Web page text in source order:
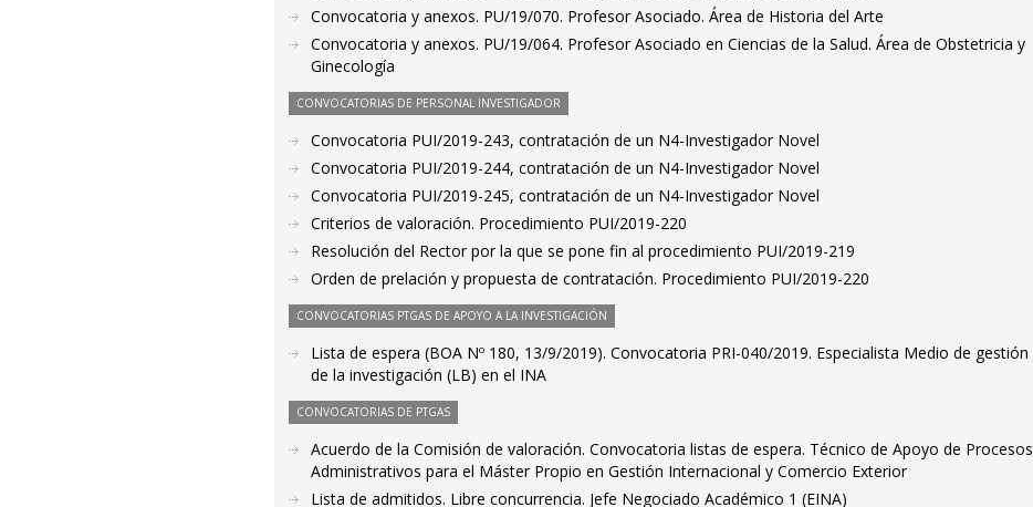
Convocatoria y anexos. PU/19/070. Profesor Asociado. Área de Historia del Arte
Convocatoria y anexos. PU/19/064. Profesor Asociado en Ciencias de la Salud. Área de Obstetricia y
Ginecología
CONVOCATORIAS DE PERSONAL INVESTIGADOR
Convocatoria PUI/2019-243, contratación de un N4-Investigador Novel
Convocatoria PUI/2019-244, contratación de un N4-Investigador Novel
Convocatoria PUI/2019-245, contratación de un N4-Investigador Novel
Criterios de valoración. Procedimiento PUI/2019-220
Resolución del Rector por la que se pone fin al procedimiento PUI/2019-219
Orden de prelación y propuesta de contratación. Procedimiento PUI/2019-220
CONVOCATORIAS PTGAS DE APOYO A LA INVESTIGACIÓN
Lista de espera (BOA Nº 180, 13/9/2019). Convocatoria PRI-040/2019. Especialista Medio de gestión
de la investigación (LB) en el INA
CONVOCATORIAS DE PTGAS
Acuerdo de la Comisión de valoración. Convocatoria listas de espera. Técnico de Apoyo de Procesos
Administrativos para el Máster Propio en Gestión Internacional y Comercio Exterior
Lista de admitidos. Libre concurrencia. Jefe Negociado Académico 1 (EINA)